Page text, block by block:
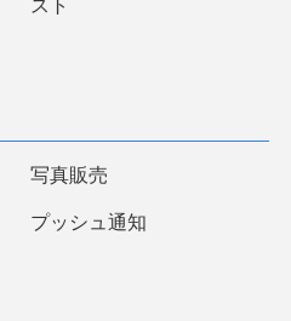
スト
写真販売
プッシュ通知